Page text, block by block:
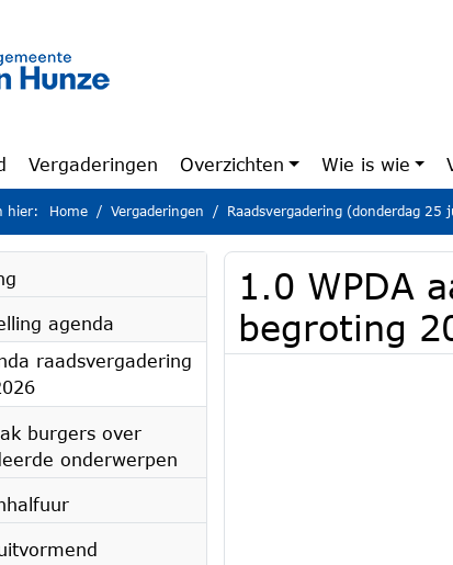
Vergaderingen Overzichten Wie is wie
hier: Home Vergaderingen Raadsvergadering (donderdag 25
agenda
raadsvergadering
burgers over
onderwerpen
1.0 WPDA
begroting